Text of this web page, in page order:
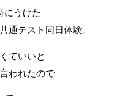
にうけた
通テスト同日体験。
ていいと
われたので